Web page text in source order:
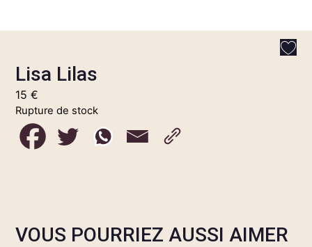
Lisa Lilas
15€
Rupture de stock
VOUS POURRIEZ AUSSI AIMER